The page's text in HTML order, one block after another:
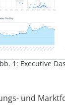
1: Executive
und